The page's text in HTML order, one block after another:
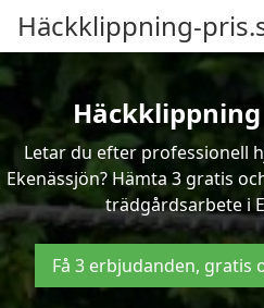
Häckklippning-
Häckklippning
Letar du efter professionell
Ekenässjön? Hämta 3 gratis
trädgårdsarbete i
Få 3 erbjudanden,